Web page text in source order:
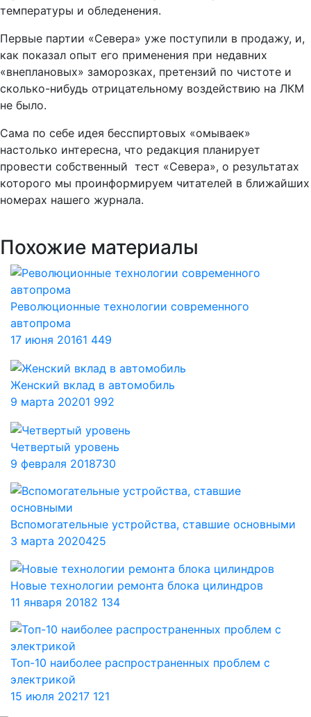
температуры и обледенения.
Первые партии «Севера» уже поступили в продажу, и,
как показал опыт его применения при недавних
«внеплановых» заморозках, претензий по чистоте и
сколько-нибудь отрицательному воздействию на ЛКМ
не было.
Сама по себе идея бесспиртовых «омываек»
настолько интересна, что редакция планирует
провести собственный тест «Севера», о результатах
которого мы проинформируем читателей в ближайших
номерах нашего журнала.
Похожие материалы
Революционные технологии современного
автопрома
17 июня 20161 449
Женский вклад в автомобиль
9 марта 20201 992
Четвертый уровень
9 февраля 2018730
Вспомогательные устройства, ставшие основными
3 марта 2020425
Новые технологии ремонта блока цилиндров
11 января 20182 134
Топ-10 наиболее распространенных проблем с
электрикой
15 июля 20217 121